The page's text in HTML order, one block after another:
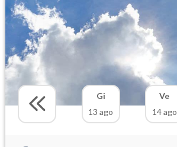
Gi
13 ago
Ve
14 ago